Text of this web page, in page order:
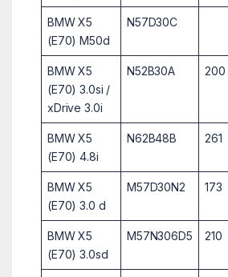
BMW X5
(E70) M50d
N57D30C
BMW X5
(E70) 3.0si /
xDrive 3.0i
N52B30A 200
BMW X5
(E70) 4.8i
N62B48B 261
BMW X5
(E70) 3.0 d
M57D30N2 173
BMW X5
(E70) 3.0sd
M57N306D5 210